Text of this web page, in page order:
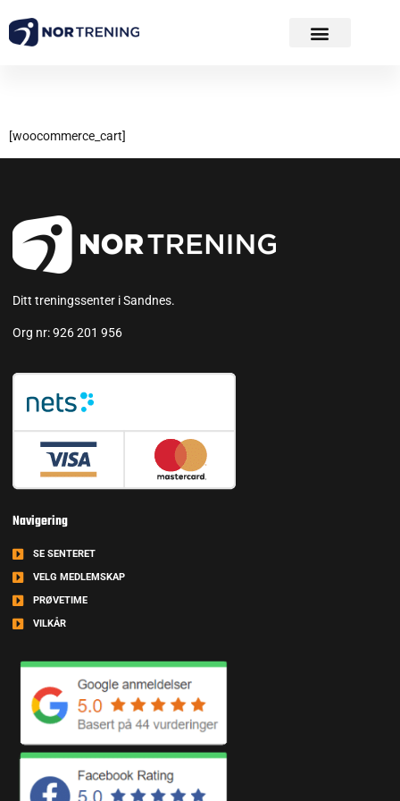
[woocommerce_cart]
Ditt treningssenter i Sandnes.
Org nr: 926 201 956
Navigering
SE SENTERET
VELG MEDLEMSKAP
PRØVETIME
VILKÅR